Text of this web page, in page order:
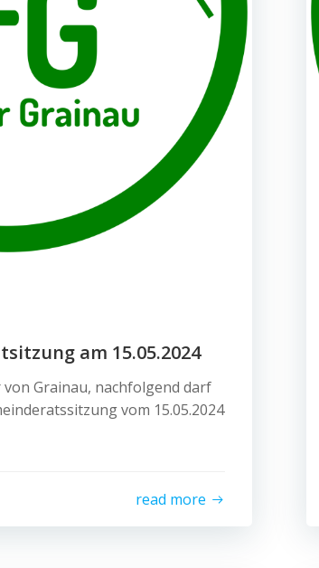
am 15.05.2024
Grainau, nachfolgend darf
vom 15.05.2024
read more